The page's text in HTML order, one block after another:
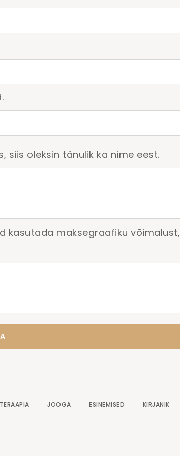
siis oleksin tänulik ka nime eest.
kasutada maksegraafiku võimalust,
TERAAPIA JOOGA ESINEMISED KIRJANIK